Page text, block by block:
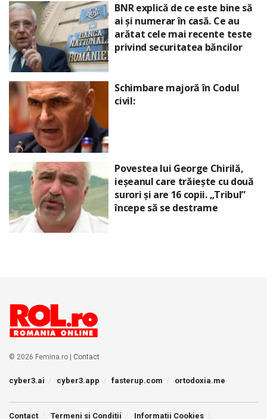
BNR explică de ce este bine să
ai și numerar în casă. Ce au
arătat cele mai recente teste
privind securitatea băncilor
Schimbare majoră în Codul
civil:
Povestea lui George Chirilă,
ieșeanul care trăiește cu două
surori și are 16 copii. „Tribul”
începe să se destrame
© 2026 Femina.ro | Contact
cyber3.ai cyber3.app fasterup.com ortodoxia.me
Contact Termeni si Conditii Informatii Cookies